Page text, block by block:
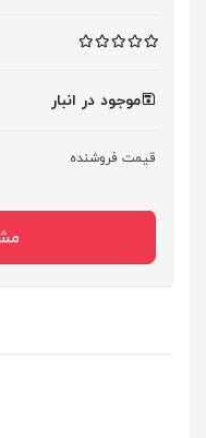
موجود در انبار
قیمت فروشنده